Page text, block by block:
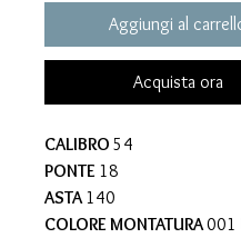
Aggiungi al
Acquista ora
CALIBRO 54
PONTE 18
ASTA 140
COLORE MONTATURA001